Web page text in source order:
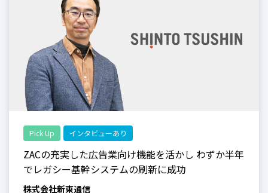
Pick Up インタビューあり
ZACの充実した広告業向け機能を活かし わずか半年
でレガシー基幹システムの刷新に成功
株式会社新東通信